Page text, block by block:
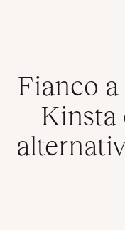
Fianco
Kinsta